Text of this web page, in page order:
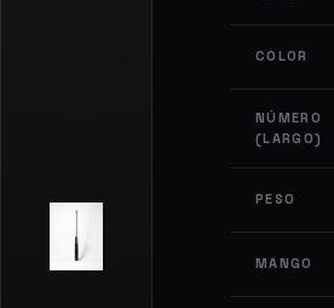
COLOR
NÚMERO
(LARGO)
PESO
MANGO